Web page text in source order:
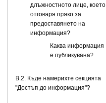
длъжностното лице, което
отговаря пряко за
предоставянето на
информация?
Каква информация
е публикувана?
В.2. Къде намерихте секцията
"Достъп до информация"?